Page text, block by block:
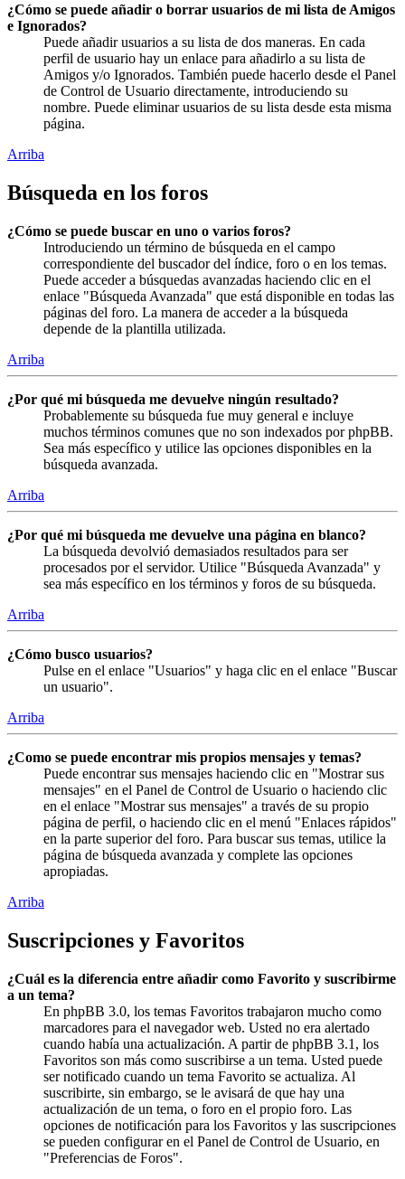
¿Cómo se puede añadir o borrar usuarios de mi lista de Amigos
e Ignorados?
Puede añadir usuarios a su lista de dos maneras. En cada
perfil de usuario hay un enlace para añadirlo a su lista de
Amigos y/o Ignorados. También puede hacerlo desde el Panel
de Control de Usuario directamente, introduciendo su
nombre. Puede eliminar usuarios de su lista desde esta misma
página.
Arriba
Búsqueda en los foros
¿Cómo se puede buscar en uno o varios foros?
Introduciendo un término de búsqueda en el campo
correspondiente del buscador del índice, foro o en los temas.
Puede acceder a búsquedas avanzadas haciendo clic en el
enlace "Búsqueda Avanzada" que está disponible en todas las
páginas del foro. La manera de acceder a la búsqueda
depende de la plantilla utilizada.
Arriba
¿Por qué mi búsqueda me devuelve ningún resultado?
Probablemente su búsqueda fue muy general e incluye
muchos términos comunes que no son indexados por phpBB.
Sea más específico y utilice las opciones disponibles en la
búsqueda avanzada.
Arriba
¿Por qué mi búsqueda me devuelve una página en blanco?
La búsqueda devolvió demasiados resultados para ser
procesados por el servidor. Utilice "Búsqueda Avanzada" y
sea más específico en los términos y foros de su búsqueda.
Arriba
¿Cómo busco usuarios?
Pulse en el enlace "Usuarios" y haga clic en el enlace "Buscar
un usuario".
Arriba
¿Como se puede encontrar mis propios mensajes y temas?
Puede encontrar sus mensajes haciendo clic en "Mostrar sus
mensajes" en el Panel de Control de Usuario o haciendo clic
en el enlace "Mostrar sus mensajes" a través de su propio
página de perfil, o haciendo clic en el menú "Enlaces rápidos"
en la parte superior del foro. Para buscar sus temas, utilice la
página de búsqueda avanzada y complete las opciones
apropiadas.
Arriba
Suscripciones y Favoritos
¿Cuál es la diferencia entre añadir como Favorito y suscribirme
a un tema?
En phpBB 3.0, los temas Favoritos trabajaron mucho como
marcadores para el navegador web. Usted no era alertado
cuando había una actualización. A partir de phpBB 3.1, los
Favoritos son más como suscribirse a un tema. Usted puede
ser notificado cuando un tema Favorito se actualiza. Al
suscribirte, sin embargo, se le avisará de que hay una
actualización de un tema, o foro en el propio foro. Las
opciones de notificación para los Favoritos y las suscripciones
se pueden configurar en el Panel de Control de Usuario, en
"Preferencias de Foros".